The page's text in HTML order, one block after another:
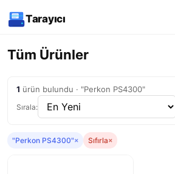
Tarayıcı
Tüm Ürünler
1 ürün bulundu · "Perkon PS4300"
Sırala:
"Perkon PS4300"× Sıfırla×